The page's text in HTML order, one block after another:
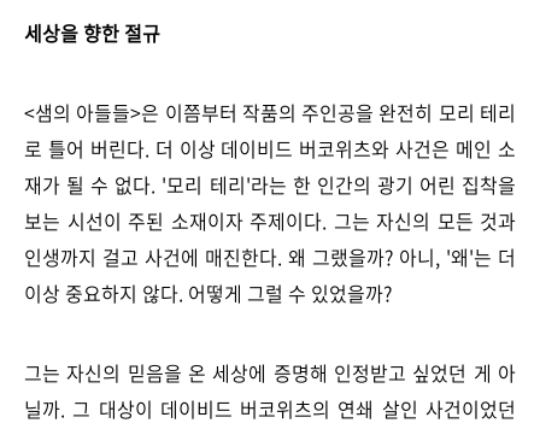
세상을 향한 절규
<샘의 아들들>은 이쯤부터 작품의 주인공을 완전히 모리 테리
로 틀어 버린다. 더 이상 데이비드 버코위츠와 사건은 메인 소
재가 될 수 없다. '모리 테리'라는 한 인간의 광기 어린 집착을
보는 시선이 주된 소재이자 주제이다. 그는 자신의 모든 것과
인생까지 걸고 사건에 매진한다. 왜 그랬을까? 아니, '왜'는 더
이상 중요하지 않다. 어떻게 그럴 수 있었을까?
그는 자신의 믿음을 온 세상에 증명해 인정받고 싶었던 게 아
닐까. 그 대상이 데이비드 버코위츠의 연쇄 살인 사건이었던